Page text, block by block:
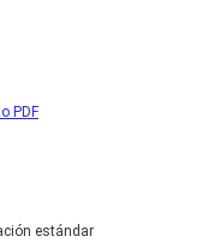
PDF
estándar